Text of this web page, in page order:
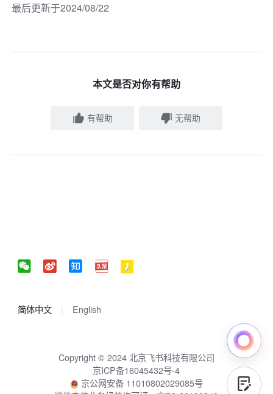
最后更新于2024/08/22
本文是否对你有帮助
有帮助 无帮助
简体中文 English
Copyright © 2024 北京飞书科技有限公司
京ICP备16045432号-4
京公网安备 11010802029085号